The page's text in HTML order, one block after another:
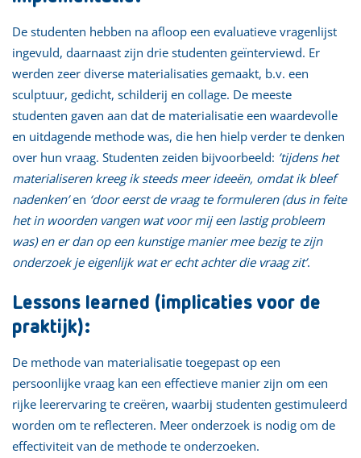
De studenten hebben na afloop een evaluatieve vragenlijst
ingevuld, daarnaast zijn drie studenten geïnterviewd. Er
werden zeer diverse materialisaties gemaakt, b.v. een
sculptuur, gedicht, schilderij en collage. De meeste
studenten gaven aan dat de materialisatie een waardevolle
en uitdagende methode was, die hen hielp verder te denken
over hun vraag. Studenten zeiden bijvoorbeeld: ’tijdens het
materialiseren kreeg ik steeds meer ideeën, omdat ik bleef
nadenken’en ‘door eerst de vraag te formuleren (dus in feite
het in woorden vangen wat voor mij een lastig probleem
was) en er dan op een kunstige manier mee bezig te zijn
onderzoek je eigenlijk wat er echt achter die vraag zit’.
Lessons learned (implicaties voor de
praktijk):
De methode van materialisatie toegepast op een
persoonlijke vraag kan een effectieve manier zijn om een
rijke leerervaring te creëren, waarbij studenten gestimuleerd
worden om te reflecteren. Meer onderzoek is nodig om de
effectiviteit van de methode te onderzoeken.